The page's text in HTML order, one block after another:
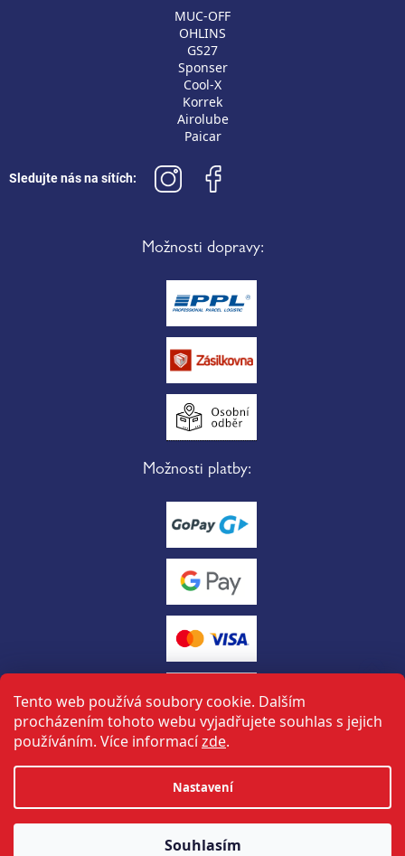
Tento web používá soubory cookie. Dalším
procházením tohoto webu vyjadřujete souhlas s jejich
používáním. Více informacízde.
Nastavení
Souhlasím
MUC-OFF
OHLINS
GS27
Sponser
Cool-X
Korrek
Airolube
Paicar
Sledujte nás na sítích:
Možnosti dopravy:
Možnosti platby:
Vytvořil Shoptet
tuto stránku vytvořil a spravuje ON-BOARD
Halbich sport. Všechna práva vyhrazena.